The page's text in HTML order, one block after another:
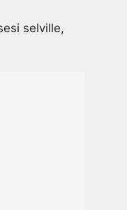
selville,